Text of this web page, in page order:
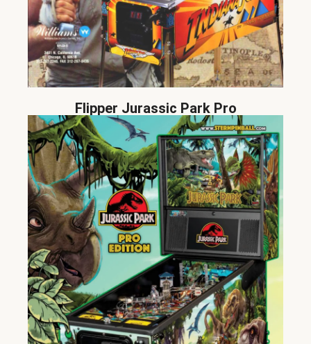
Flipper Jurassic Park Pro